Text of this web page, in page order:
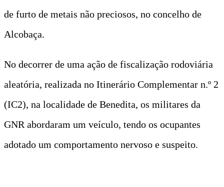
de furto de metais não preciosos, no concelho de
Alcobaça.
No decorrer de uma ação de fiscalização rodoviária
aleatória, realizada no Itinerário Complementar n.º 2
(IC2), na localidade de Benedita, os militares da
GNR abordaram um veículo, tendo os ocupantes
adotado um comportamento nervoso e suspeito.